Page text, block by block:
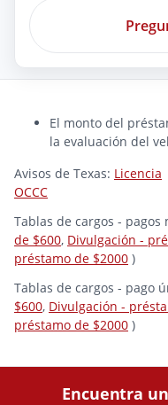
El monto del
la evaluación del
Avisos de Texas: Licencia
OCCC
Tablas de cargos - pagos
de $600, Divulgación -
préstamo de $2000 )
Tablas de cargos - pago
$600, Divulgación -
préstamo de $2000 )
Encuentra